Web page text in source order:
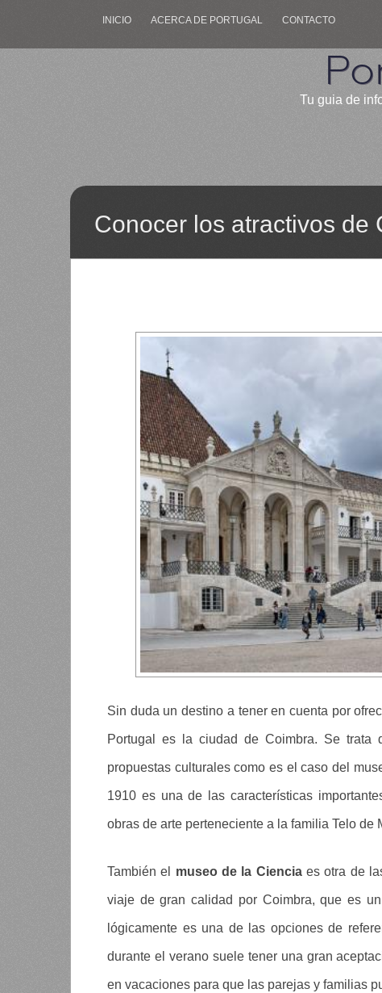
INICIO ACERCA DE PORTUGAL CONTACTO
Tu guia de
Conocer los atractivos de
Sin duda un destino a tener en cuenta por
Portugal es la ciudad de Coimbra. Se trata
propuestas culturales como es el caso del
1910 es una de las características
obras de arte perteneciente a la familia Telo de
También el museo de la Cienciaes otra de
viaje de gran calidad por Coimbra, que es
lógicamente es una de las opciones de
durante el verano suele tener una gran
en vacaciones para que las parejas y familias